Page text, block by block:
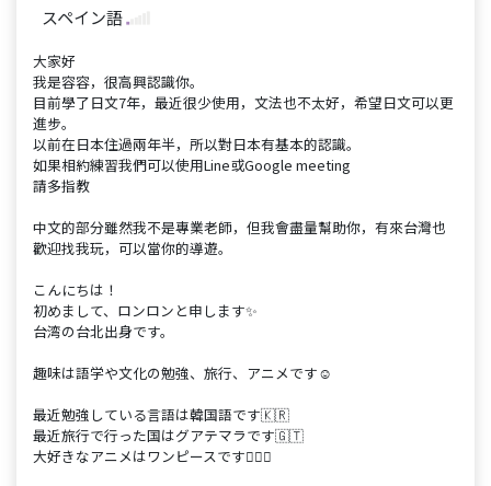
スペイン語
大家好
我是容容，很高興認識你。
目前學了日文7年，最近很少使用，文法也不太好，希望日文可以更
進步。
以前在日本住過兩年半，所以對日本有基本的認識。
如果相約練習我們可以使用Line或Google meeting
請多指教
中文的部分雖然我不是專業老師，但我會盡量幫助你，有來台灣也
歡迎找我玩，可以當你的導遊。
こんにちは！
初めまして、ロンロンと申します✨
台湾の台北出身です。
趣味は語学や文化の勉強、旅行、アニメです☺️
最近勉強している言語は韓国語です🇰🇷
最近旅行で行った国はグアテマラです🇬🇹
大好きなアニメはワンピースです🏴‍☠️✨